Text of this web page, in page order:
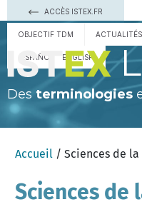
ACCÈS ISTEX.FR
OBJECTIF TDM ACTUALITÉS
ESPAÑOL ENGLISH
Des terminologies
Accueil / Sciences de la
Sciences de